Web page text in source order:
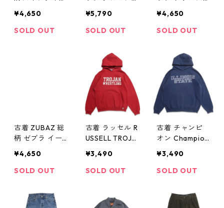
ルジップ ジャ
ケット ベージ
¥4,650
SOLD OUT
記：W34L32
gd403903n w4
¥5,790
SOLD OUT
ク 表記：L gd
403904n w411
¥4,650
SOLD OUT
古着 ZUBAZ 総
柄 ゼブラ イー
記：L gd403
905n w41107
¥4,650
SOLD OUT
古着 ラッセル R
USSELL TROJA
プリントスウェ
ットパーカー
908n w41108
¥3,490
SOLD OUT
古着 チャンピ
オン Champion
ットパーカー
トレーナー ネ
gd403909n
w41108
¥3,490
SOLD OUT